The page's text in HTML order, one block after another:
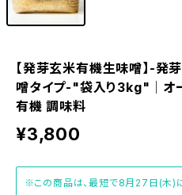
【発芽玄米有機生味噌】-発
噌タイプ-"袋入り3kg"│オ
有機 調味料
¥3,800
※この商品は、最短で8月27日(木)に